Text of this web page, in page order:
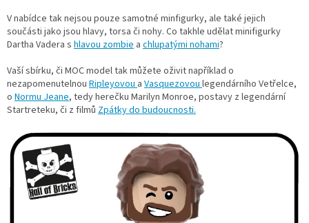
V nabídce tak nejsou pouze samotné minfigurky, ale také jejich
součásti jako jsou hlavy, torsa či nohy. Co takhle udělat minifigurky
Dartha Vadera s hlavou zombie a chlupatými nohami?
Vaší sbírku, či MOC model tak můžete oživit například o
nezapomenutelnou Ripleyovou a Vasquezovou legendárního Vetřelce,
o Normu Jeane, tedy herečku Marilyn Monroe, postavy z legendární
Startreteku, či z filmů Zpátky do budoucnosti.